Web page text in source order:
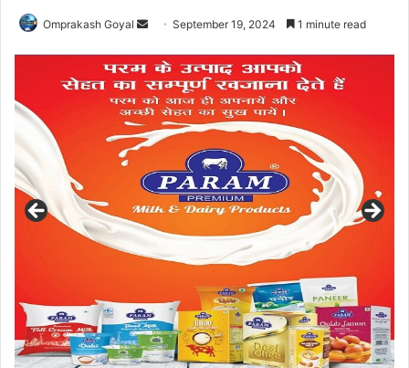
Omprakash Goyal
Send
email
September 19, 2024 1 minute read